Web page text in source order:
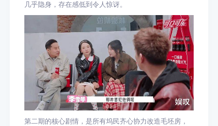
几乎隐身，存在感低到令人惊讶。
第二期的核心剧情，是所有坞民齐心协力改造毛坯房，